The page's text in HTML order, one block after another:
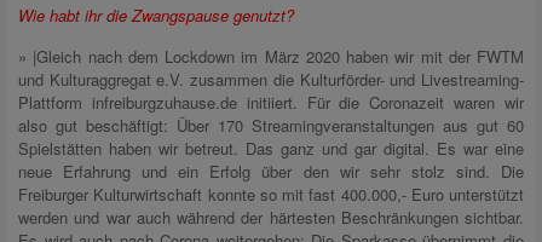
Wie habt ihr die Zwangspause genutzt?
» |Gleich nach dem Lockdown im März 2020 haben wir mit der FWTM
und Kulturaggregat e.V. zusammen die Kulturförder- und Livestreaming-
Plattform infreiburgzuhause.de initiiert. Für die Coronazeit waren wir
also gut beschäftigt: Über 170 Streamingveranstaltungen aus gut 60
Spielstätten haben wir betreut. Das ganz und gar digital. Es war eine
neue Erfahrung und ein Erfolg über den wir sehr stolz sind. Die
Freiburger Kulturwirtschaft konnte so mit fast 400.000,- Euro unterstützt
werden und war auch während der härtesten Beschränkungen sichtbar.